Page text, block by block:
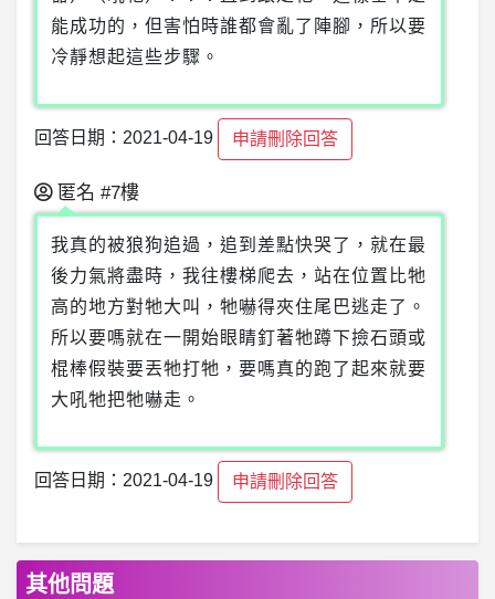
能成功的，但害怕時誰都會亂了陣腳，所以要
冷靜想起這些步驟。
回答日期：2021-04-19 申請刪除回答
匿名 #7樓
我真的被狼狗追過，追到差點快哭了，就在最
後力氣將盡時，我往樓梯爬去，站在位置比牠
高的地方對牠大叫，牠嚇得夾住尾巴逃走了。
所以要嗎就在一開始眼睛釘著牠蹲下撿石頭或
棍棒假裝要丟牠打牠，要嗎真的跑了起來就要
大吼牠把牠嚇走。
回答日期：2021-04-19 申請刪除回答
其他問題